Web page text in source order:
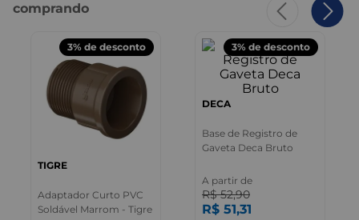
comprando
3% de desconto
TIGRE
Adaptador Curto PVC
Soldável Marrom - Tigre
3% de desconto
DECA
Base de Registro de
Gaveta Deca Bruto
A partir de
R$ 52,90
R$ 51,31